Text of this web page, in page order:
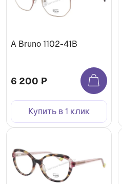
A Bruno 1102-41B
6 200 ₽
Купить в 1 клик